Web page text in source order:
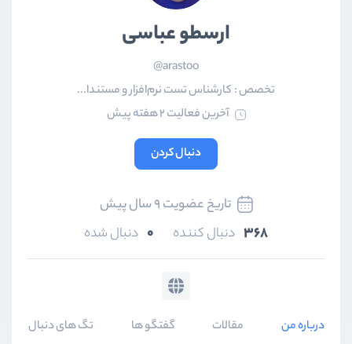
ارسطو عباسی
arastoo@
تخصص : کارشناس تست نرم‌افزار و مستندا...
آخرین فعالیت 2 هفته پیش
دنبال کردن
368 دنبال کننده 0 دنبال شده
تاریخ عضویت 9 سال پیش
درباره من مقالات گفتگو ها تگ های دنبال شده